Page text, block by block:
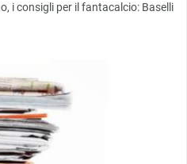
i consigli per il fantacalcio: Baselli